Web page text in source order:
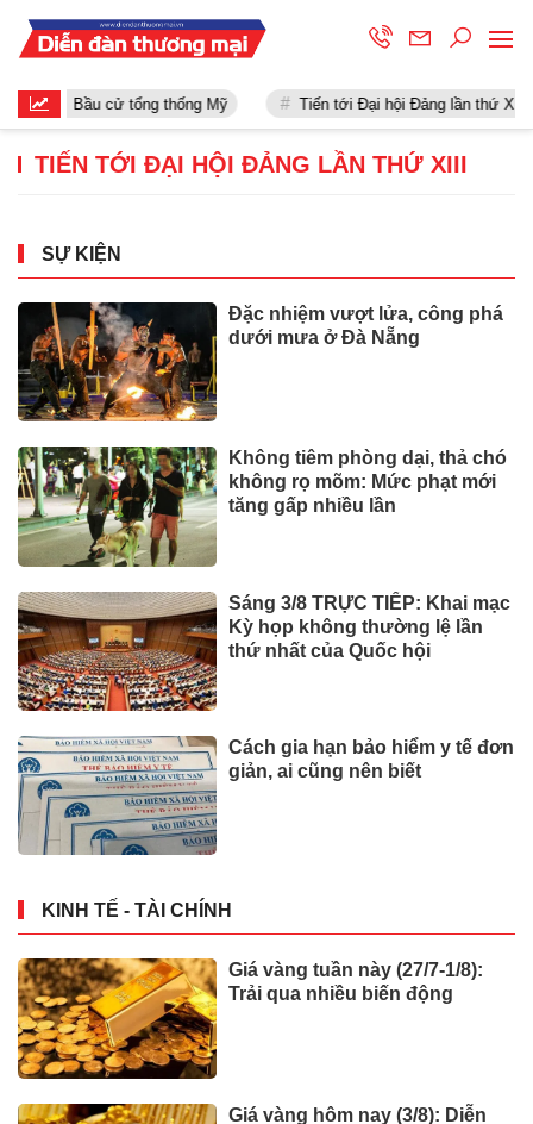
Bầu cử tổng thống Mỹ Tiến tới Đại hội Đảng lần thứ XIII
TIẾN TỚI ĐẠI HỘI ĐẢNG LẦN THỨ XIII
SỰ KIỆN
Đặc nhiệm vượt lửa, công phá
dưới mưa ở Đà Nẵng
Không tiêm phòng dại, thả chó
không rọ mõm: Mức phạt mới
tăng gấp nhiều lần
Sáng 3/8 TRỰC TIẾP: Khai mạc
Kỳ họp không thường lệ lần
thứ nhất của Quốc hội
Cách gia hạn bảo hiểm y tế đơn
giản, ai cũng nên biết
KINH TẾ - TÀI CHÍNH
Giá vàng tuần này (27/7-1/8):
Trải qua nhiều biến động
Giá vàng hôm nay (3/8): Diễn